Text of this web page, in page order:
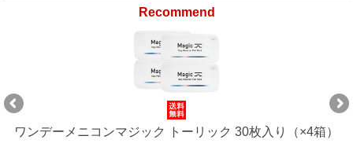
Recommend
ワンデーメニコンマジック トーリック 30枚入り（×4箱）